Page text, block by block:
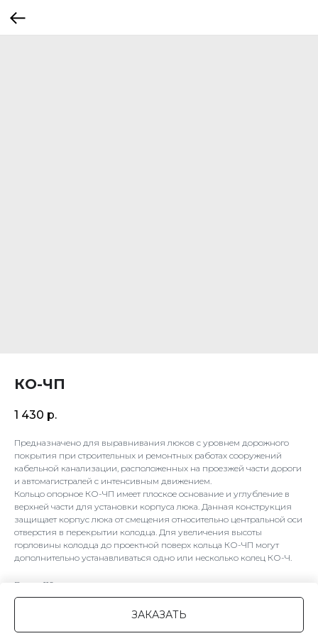
КО-ЧП
1 430 р.
ЗАКАЗАТЬ
Предназначено для выравнивания люков с уровнем дорожного
покрытия при строительных и ремонтных работах сооружений
кабельной канализации, расположенных на проезжей части дороги
и автомагистралей с интенсивным движением.
Кольцо опорное КО-ЧП имеет плоское основание и углубление в
верхней части для установки корпуса люка. Данная конструкция
защищает корпус люка от смещения относительно центральной оси
отверстия в перекрытии колодца. Для увеличения высоты
горловины колодца до проектной поверх кольца КО-ЧП могут
дополнительно устанавливаться одно или несколько колец КО-Ч.
Вес кг: 110
LxWxH: 900x900x100 mm